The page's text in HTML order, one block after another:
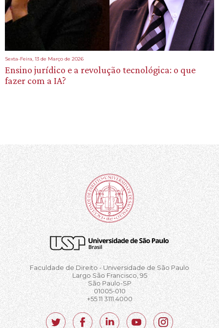
Sexta-Feira, 13 de Março de 2026
Ensino jurídico e a revolução tecnológica: o que
fazer com a IA?
Faculdade de Direito - Universidade de São Paulo
Largo São Francisco, 95
São Paulo-SP
01005-010
+55 11 3111.4000